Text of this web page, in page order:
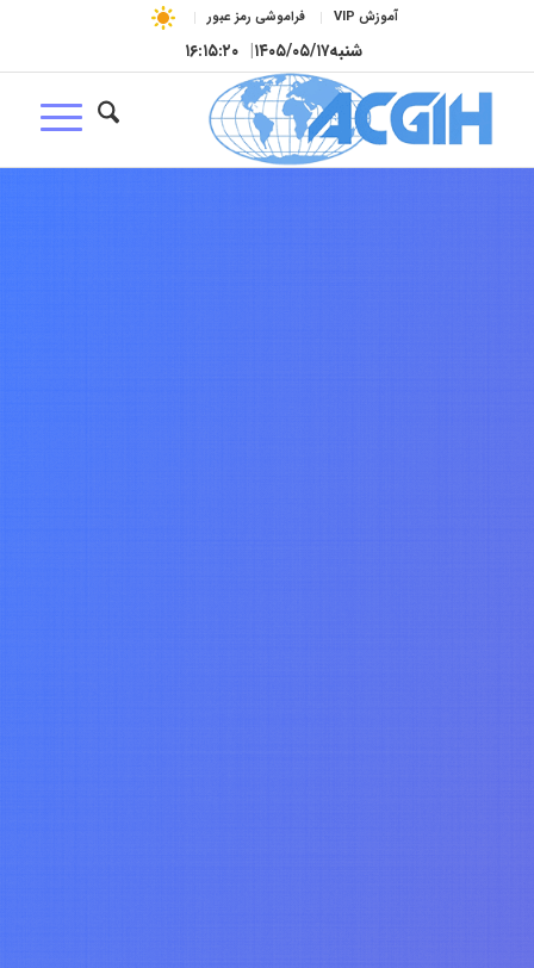
آموزش VIP فراموشی رمز عبور
شنبه۱۴۰۵/۰۵/۱۷| ۱۶:۱۵:۲۱